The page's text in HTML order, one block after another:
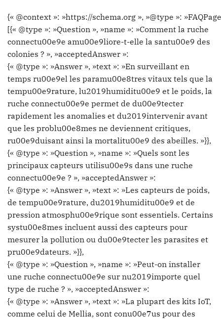
{« @context »: »https://schema.org », »@type »:
[{« @type »: »Question », »name »: »Comment la ruche
connectu00e9e amu00e9liore-t-elle la santu00e9 des
colonies ? », »acceptedAnswer »:
{« @type »: »Answer », »text »: »En surveillant en
temps ru00e9el les paramu00e8tres vitaux tels que la
tempu00e9rature, lu2019humiditu00e9 et le poids, la
ruche connectu00e9e permet de du00e9tecter
rapidement les anomalies et du2019intervenir avant
que les problu00e8mes ne deviennent critiques,
ru00e9duisant ainsi la mortalitu00e9 des abeilles. »}},
{« @type »: »Question », »name »: »Quels sont les
principaux capteurs utilisu00e9s dans une ruche
connectu00e9e ? », »acceptedAnswer »:
{« @type »: »Answer », »text »: »Les capteurs de poids,
de tempu00e9rature, du2019humiditu00e9 et de
pression atmosphu00e9rique sont essentiels. Certains
systu00e8mes incluent aussi des capteurs pour
mesurer la pollution ou du00e9tecter les parasites et
pru00e9dateurs. »}},
{« @type »: »Question », »name »: »Peut-on installer
une ruche connectu00e9e sur nu2019importe quel
type de ruche ? », »acceptedAnswer »:
{« @type »: »Answer », »text »: »La plupart des kits IoT,
comme celui de Mellia, sont conu00e7us pour des